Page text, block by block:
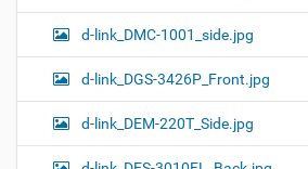
d-link_DMC-1001_side.jpg
d-link_DGS-3426P_Front.jpg
d-link_DEM-220T_Side.jpg